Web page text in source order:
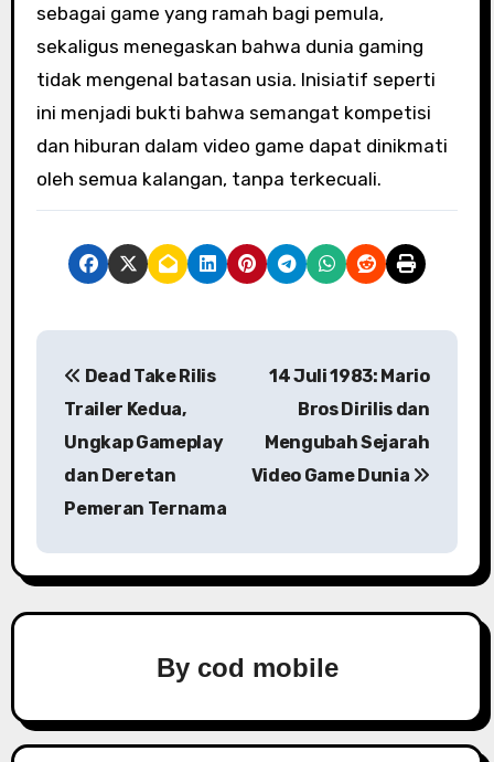
sebagai game yang ramah bagi pemula,
sekaligus menegaskan bahwa dunia gaming
tidak mengenal batasan usia. Inisiatif seperti
ini menjadi bukti bahwa semangat kompetisi
dan hiburan dalam video game dapat dinikmati
oleh semua kalangan, tanpa terkecuali.
a
v
g
Dead Take Rilis
Trailer Kedua,
Ungkap Gameplay
dan Deretan
Pemeran Ternama
14 Juli 1983: Mario
Bros Dirilis dan
Mengubah Sejarah
Video Game Dunia
By cod mobile